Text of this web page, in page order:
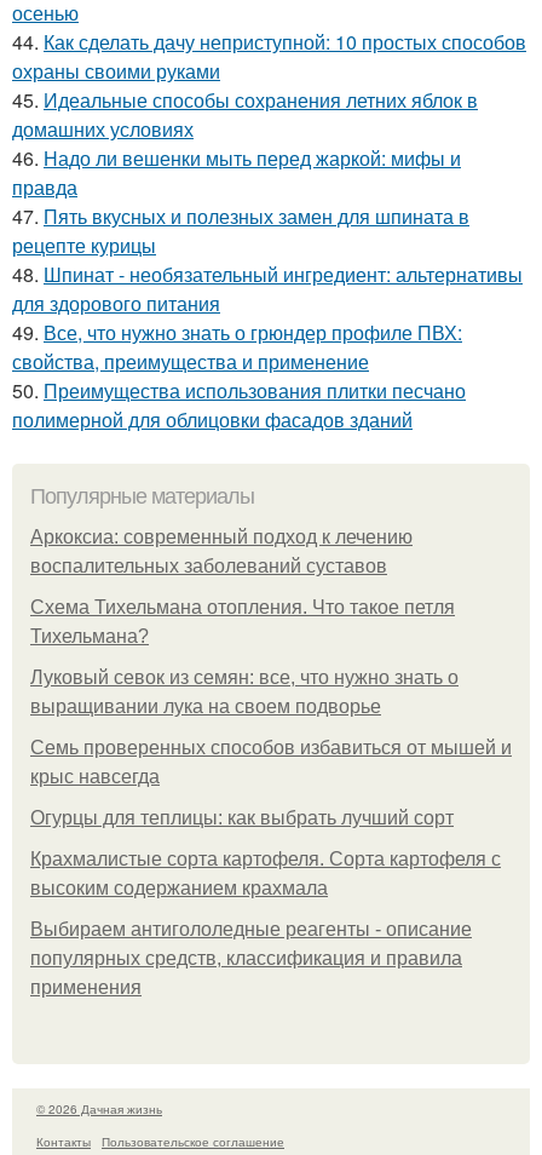
осенью
44. Как сделать дачу неприступной: 10 простых способов
охраны своими руками
45. Идеальные способы сохранения летних яблок в
домашних условиях
46. Надо ли вешенки мыть перед жаркой: мифы и
правда
47. Пять вкусных и полезных замен для шпината в
рецепте курицы
48. Шпинат - необязательный ингредиент: альтернативы
для здорового питания
49. Все, что нужно знать о грюндер профиле ПВХ:
свойства, преимущества и применение
50. Преимущества использования плитки песчано
полимерной для облицовки фасадов зданий
Популярные материалы
Аркоксиа: современный подход к лечению
воспалительных заболеваний суставов
Схема Тихельмана отопления. Что такое петля
Тихельмана?
Луковый севок из семян: все, что нужно знать о
выращивании лука на своем подворье
Семь проверенных способов избавиться от мышей и
крыс навсегда
Огурцы для теплицы: как выбрать лучший сорт
Крахмалистые сорта картофеля. Сорта картофеля с
высоким содержанием крахмала
Выбираем антигололедные реагенты - описание
популярных средств, классификация и правила
применения
© 2026 Дачная жизнь
Контакты
Пользовательское соглашение